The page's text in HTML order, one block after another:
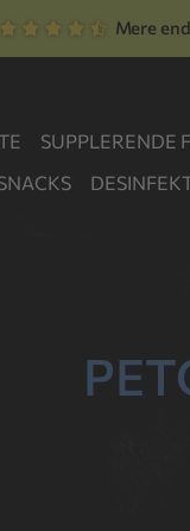
Mere
SUPPLERENDE